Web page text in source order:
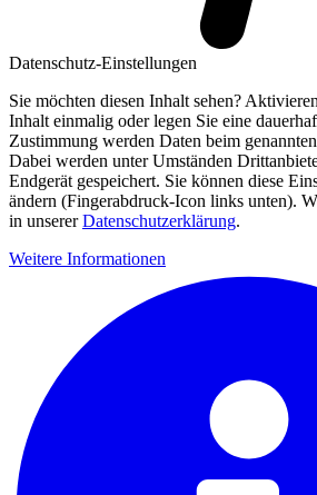
Datenschutz-Einstellungen
Sie möchten diesen Inhalt sehen?
Inhalt einmalig oder legen Sie eine
Zustimmung werden Daten beim
Dabei werden unter Umständen
Endgerät gespeichert. Sie können diese
ändern (Fingerabdruck-Icon links unten).
in unsererDatenschutzerklärung.
Weitere Informationen